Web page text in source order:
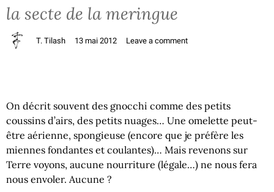
la secte de la meringue
T. Tilash 13 mai 2012 Leave a comment
On décrit souvent des gnocchi comme des petits
coussins d’airs, des petits nuages… Une omelette peut-
être aérienne, spongieuse (encore que je préfère les
miennes fondantes et coulantes)… Mais revenons sur
Terre voyons, aucune nourriture (légale…) ne nous fera
nous envoler. Aucune ?